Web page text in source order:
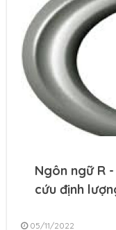
Ngôn ngữ R
cứu định
05/11/2022